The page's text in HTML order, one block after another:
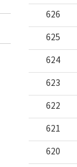
626
625
624
623
622
621
620